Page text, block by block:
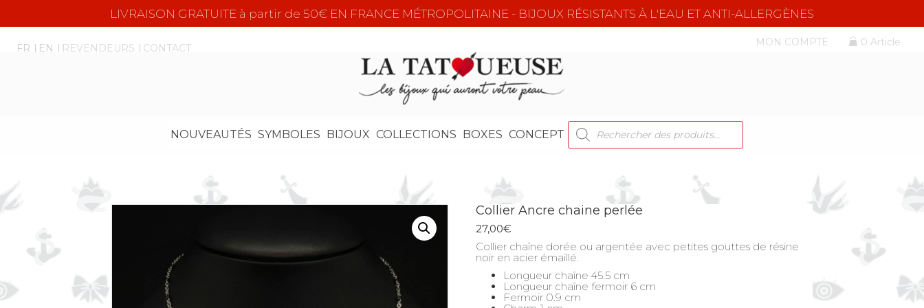
LIVRAISON GRATUITE à partir de 50€ EN FRANCE MÉTROPOLITAINE - BIJOUX RÉSISTANTS À L'EAU ET ANTI-ALLERGÈNES
FR EN REVENDEURS CONTACT
MON COMPTE 0 Article
NOUVEAUTÉS SYMBOLES BIJOUX COLLECTIONS BOXES CONCEPT
RECHERCHE
DE
PRODUITS
Collier Ancre chaine perlée
27,00€
Collier chaîne dorée ou argentée avec petites gouttes de résine
noir en acier émaillé.
Longueur chaîne 45.5 cm
Longueur chaîne fermoir 6 cm
Fermoir 0.9 cm